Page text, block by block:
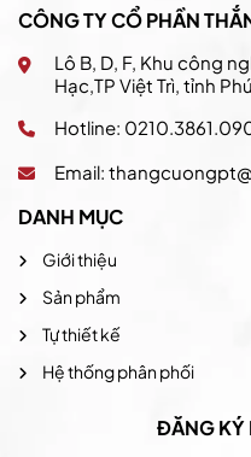
CÔNG TY CỔ PHẦN
Lô B, D, F, Khu công
Hạc,TP Việt Trì, tỉnh
Hotline:
Email:
DANH MỤC
Giới thiệu
Sản phẩm
Tự thiết kế
Hệ thống phân phối
ĐĂNG KÝ